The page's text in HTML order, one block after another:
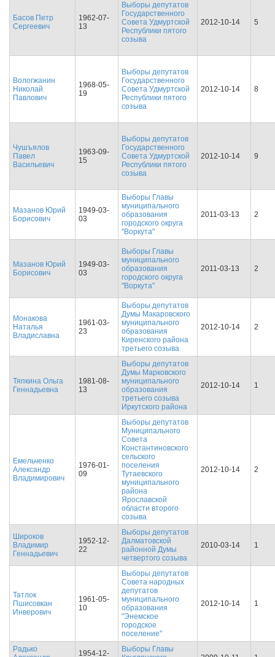
Басов Петр
Сергеевич
1962-07-
13
Выборы депутатов
Государственного
Совета Удмуртской
Республики пятого
созыва
2012-10-14 5
Вологжанин
Николай
Павлович
1968-05-
19
Выборы депутатов
Государственного
Совета Удмуртской
Республики пятого
созыва
2012-10-14 8
Чушъялов
Павел
Васильевич
1963-09-
15
Выборы депутатов
Государственного
Совета Удмуртской
Республики пятого
созыва
2012-10-14 9
Мазанов Юрий
Борисович
1949-03-
03
Выборы Главы
муниципального
образования
городского округа
"Воркута"
2011-03-13 2
Мазанов Юрий
Борисович
1949-03-
03
Выборы Главы
муниципального
образования
городского округа
"Воркута"
2011-03-13 2
Монакова
Наталья
Владиславна
1961-03-
23
Выборы депутатов
Думы Макаровского
муниципального
образования
Киренского района
третьего созыва
2012-10-14 2
Тяпкина Ольга
Геннадьевна
1981-08-
13
Выборы депутатов
Думы Марковского
муниципального
образования
третьего созыва
Иркутского района
2012-10-14 1
Емельченко
Александр
Владимирович
1976-01-
09
Выборы депутатов
Муниципального
Совета
Константиновского
сельского
поселения
Тутаевского
муниципального
района
Ярославской
области второго
созыва
2012-10-14 2
Широков
Владимир
Геннадьевич
1952-12-
22
Выборы депутатов
Далматовской
районной Думы
четвертого созыва
2010-03-14 1
Татлок
Пшисовкан
Инверович
1961-05-
10
Выборы депутатов
Совета народных
депутатов
муниципального
образования
"Энемское
городское
поселение"
2012-10-14 1
Радько
1954-12-
Выборы Главы